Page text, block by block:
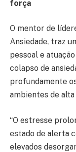
força
O mentor de
Ansiedade, traz
pessoal e
colapso de
profundamente
ambientes de
“O estresse
estado de alerta
elevados